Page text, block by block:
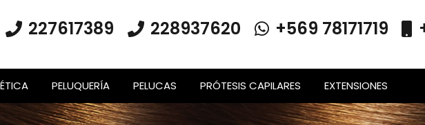
227617389 228937620 +569 78171719
PELUQUERÍA PELUCAS PRÓTESIS CAPILARES EXTENSIONES